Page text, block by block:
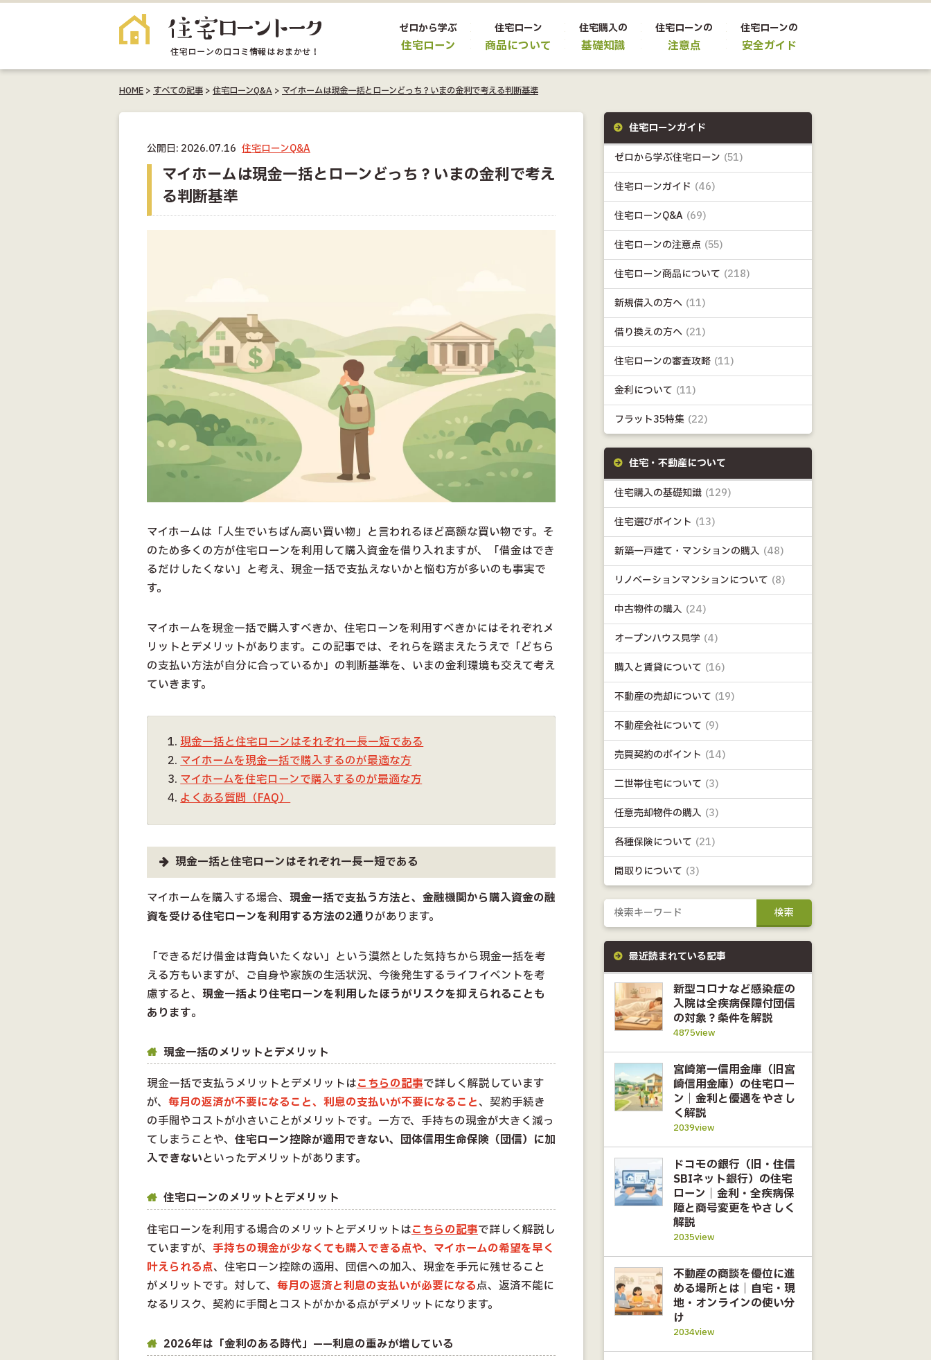
ゼロから学ぶ
住宅ローン
住宅ローン
商品について
住宅購入の
基礎知識
住宅ローンの
注意点
住宅ローンの
安全ガイド
HOME > すべての記事 > 住宅ローンQ&A > マイホームは現金一括とローンどっち？いまの金利で考える判断基準
公開日: 2026.07.16 住宅ローンQ&A
マイホームは現金一括とローンどっち？いまの金利で考え
る判断基準
マイホームは「人生でいちばん高い買い物」と言われるほど高額な買い物です。そ
のため多くの方が住宅ローンを利用して購入資金を借り入れますが、「借金はでき
るだけしたくない」と考え、現金一括で支払えないかと悩む方が多いのも事実で
す。
マイホームを現金一括で購入すべきか、住宅ローンを利用すべきかにはそれぞれメ
リットとデメリットがあります。この記事では、それらを踏まえたうえで「どちら
の支払い方法が自分に合っているか」の判断基準を、いまの金利環境も交えて考え
ていきます。
現金一括と住宅ローンはそれぞれ一長一短である
マイホームを現金一括で購入するのが最適な方
マイホームを住宅ローンで購入するのが最適な方
よくある質問（FAQ）
現金一括と住宅ローンはそれぞれ一長一短である
マイホームを購入する場合、 現金一括で支払う方法と、金融機関から購入資金の融
資を受ける住宅ローンを利用する方法の2通りがあります。
「できるだけ借金は背負いたくない」という漠然とした気持ちから現金一括を考
える方もいますが、ご自身や家族の生活状況、今後発生するライフイベントを考
慮すると、 現金一括より住宅ローンを利用したほうがリスクを抑えられることも
あります。
現金一括のメリットとデメリット
現金一括で支払うメリットとデメリットはこちらの記事で詳しく解説しています
が、 毎月の返済が不要になること、利息の支払いが不要になること、契約手続き
の手間やコストが小さいことがメリットです。一方で、手持ちの現金が大きく減っ
てしまうことや、 住宅ローン控除が適用できない、団体信用生命保険（団信）に加
入できないといったデメリットがあります。
住宅ローンのメリットとデメリット
住宅ローンを利用する場合のメリットとデメリットはこちらの記事で詳しく解説し
ていますが、 手持ちの現金が少なくても購入できる点や、マイホームの希望を早く
叶えられる点、住宅ローン控除の適用、団信への加入、現金を手元に残せること
がメリットです。対して、 毎月の返済と利息の支払いが必要になる点、返済不能に
なるリスク、契約に手間とコストがかかる点がデメリットになります。
2026年は「金利のある時代」——利息の重みが増している
住宅ローンガイド
ゼロから学ぶ住宅ローン (51)
住宅ローンガイド (46)
住宅ローンQ&A (69)
住宅ローンの注意点 (55)
住宅ローン商品について (218)
新規借入の方へ (11)
借り換えの方へ (21)
住宅ローンの審査攻略 (11)
金利について (11)
フラット35特集 (22)
住宅・不動産について
住宅購入の基礎知識 (129)
住宅選びポイント (13)
新築一戸建て・マンションの購入 (48)
リノベーションマンションについて (8)
中古物件の購入 (24)
オープンハウス見学 (4)
購入と賃貸について (16)
不動産の売却について (19)
不動産会社について (9)
売買契約のポイント (14)
二世帯住宅について (3)
任意売却物件の購入 (3)
各種保険について (21)
間取りについて (3)
最近読まれている記事
新型コロナなど感染症の
入院は全疾病保障付団信
の対象？条件を解説
4875view
宮崎第一信用金庫（旧宮
崎信用金庫）の住宅ロー
ン｜金利と優遇をやさし
く解説
2039view
ドコモの銀行（旧・住信
SBIネット銀行）の住宅
ローン｜金利・全疾病保
障と商号変更をやさしく
解説
2035view
不動産の商談を優位に進
める場所とは｜自宅・現
地・オンラインの使い分
け
2034view